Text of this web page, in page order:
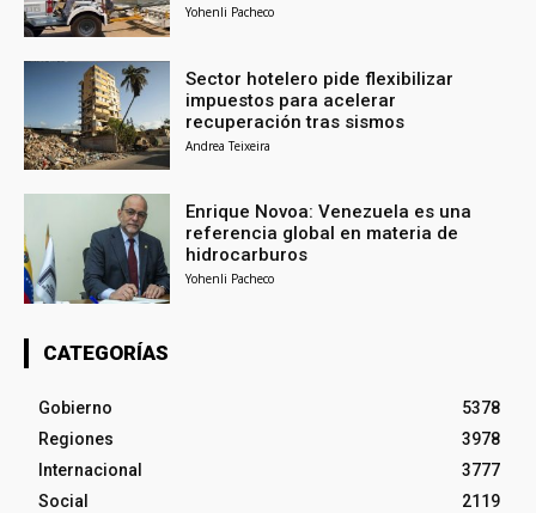
Yohenli Pacheco
Sector hotelero pide flexibilizar
impuestos para acelerar
recuperación tras sismos
Andrea Teixeira
Enrique Novoa: Venezuela es una
referencia global en materia de
hidrocarburos
Yohenli Pacheco
CATEGORÍAS
Gobierno
5378
Regiones
3978
Internacional
3777
Social
2119